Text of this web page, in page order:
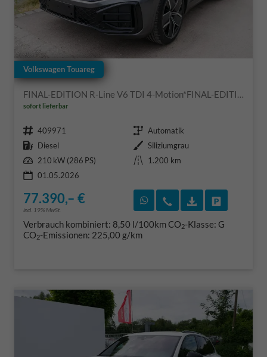
Volkswagen Touareg
FINAL-EDITION R-Line V6 TDI 4-Motion*FINAL-EDITION*AHK-SCHWENKBAR*NAVI*ACC*PDC*LED*SHZ*21-ZOLL
sofort lieferbar
Fahrzeugnr. 409971 Getriebe Automatik
Kraftstoff Diesel Außenfarbe Siliziumgrau
Leistung 210 kW (286 PS) Kilometerstand
1.200 km
01.05.2026
77.390,– €
incl. 19% MwSt.
Rückruf vereinbaren
Wir rufen Sie an
Verbrauch kombiniert: 8,50 l/100kmCO2-Klasse: G
CO2-Emissionen: 225,00 g/km